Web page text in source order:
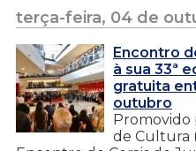
terça-feira, 04 de
Encontro
à sua 33ª
gratuita
outubro
Promovido
de Cultura